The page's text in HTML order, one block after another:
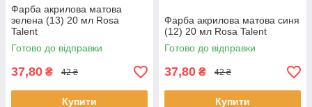
Фарба акрилова матова
зелена (13) 20 мл Rosa
Talent
Готово до відправки
37,80 ₴ 42 ₴
Купити
Фарба акрилова матова синя
(12) 20 мл Rosa Talent
Готово до відправки
37,80 ₴ 42 ₴
Купити